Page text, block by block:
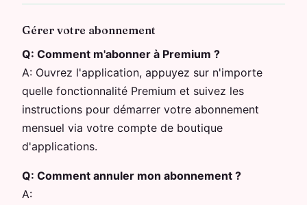
Gérer votre abonnement
Q: Comment m'abonner à Premium ?
A: Ouvrez l'application, appuyez sur n'importe
quelle fonctionnalité Premium et suivez les
instructions pour démarrer votre abonnement
mensuel via votre compte de boutique
d'applications.
Q: Comment annuler mon abonnement ?
A: